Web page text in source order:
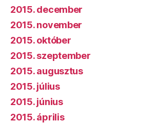
2015. december
2015. november
2015. október
2015. szeptember
2015. augusztus
2015. július
2015. június
2015. április